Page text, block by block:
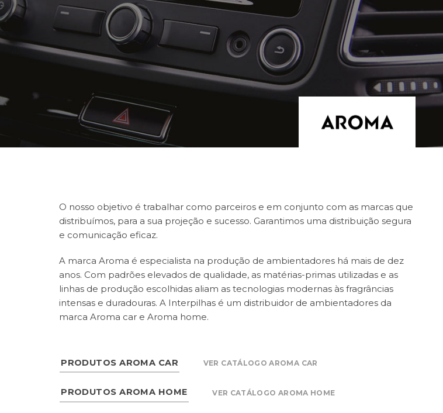
O nosso objetivo é trabalhar como parceiros e em conjunto com as marcas que
distribuímos, para a sua projeção e sucesso. Garantimos uma distribuição segura
e comunicação eficaz.
A marca Aroma é especialista na produção de ambientadores há mais de dez
anos. Com padrões elevados de qualidade, as matérias-primas utilizadas e as
linhas de produção escolhidas aliam as tecnologias modernas às fragrâncias
intensas e duradouras. A Interpilhas é um distribuidor de ambientadores da
marca Aroma car e Aroma home.
PRODUTOS AROMA CAR VER CATÁLOGO AROMA CAR
PRODUTOS AROMA HOME VER CATÁLOGO AROMA HOME